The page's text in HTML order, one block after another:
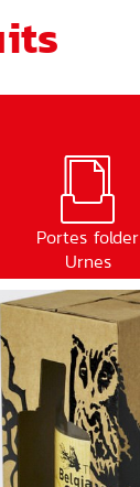
Portes folder
Urnes